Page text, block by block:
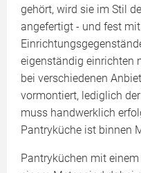
gehört, wird sie im Stil
angefertigt - und fest
eigenständig einrichten
bei verschiedenen
vormontiert, lediglich
muss handwerklich
Pantryküche ist binnen
Pantryküchen mit